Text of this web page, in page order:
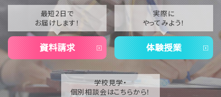
2021
2020
最短2日で
お届けします！
資料請求
実際に
やってみよう！
体験授業
学校見学・
個別相談会はこちらから！